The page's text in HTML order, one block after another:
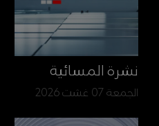
نشرة المسائية
الجمعة 07 غشت 2026